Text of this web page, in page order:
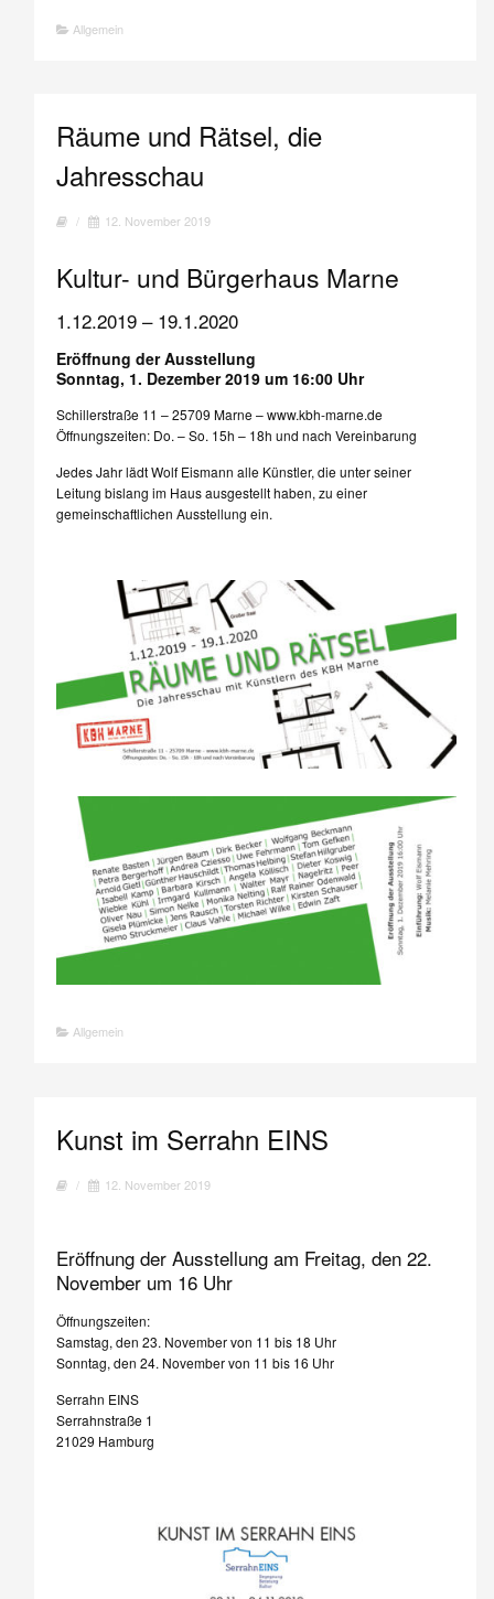
Allgemein
Räume und Rätsel, die
Jahresschau
/ 12. November 2019
Kultur- und Bürgerhaus Marne
1.12.2019 – 19.1.2020
Eröffnung der Ausstellung
Sonntag, 1. Dezember 2019 um 16:00 Uhr
Schillerstraße 11 – 25709 Marne – www.kbh-marne.de
Öffnungszeiten: Do. – So. 15h – 18h und nach Vereinbarung
Jedes Jahr lädt Wolf Eismann alle Künstler, die unter seiner
Leitung bislang im Haus ausgestellt haben, zu einer
gemeinschaftlichen Ausstellung ein.
Allgemein
Kunst im Serrahn EINS
/ 12. November 2019
Eröffnung der Ausstellung am Freitag, den 22.
November um 16 Uhr
Öffnungszeiten:
Samstag, den 23. November von 11 bis 18 Uhr
Sonntag, den 24. November von 11 bis 16 Uhr
Serrahn EINS
Serrahnstraße 1
21029 Hamburg